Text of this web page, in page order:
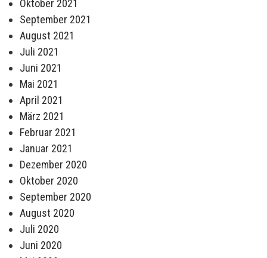
Oktober 2021
September 2021
August 2021
Juli 2021
Juni 2021
Mai 2021
April 2021
März 2021
Februar 2021
Januar 2021
Dezember 2020
Oktober 2020
September 2020
August 2020
Juli 2020
Juni 2020